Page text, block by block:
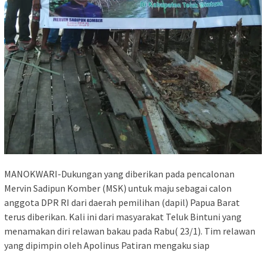
MANOKWARI-Dukungan yang diberikan pada pencalonan
Mervin Sadipun Komber (MSK) untuk maju sebagai calon
anggota DPR RI dari daerah pemilihan (dapil) Papua Barat
terus diberikan. Kali ini dari masyarakat Teluk Bintuni yang
menamakan diri relawan bakau pada Rabu( 23/1). Tim relawan
yang dipimpin oleh Apolinus Patiran mengaku siap